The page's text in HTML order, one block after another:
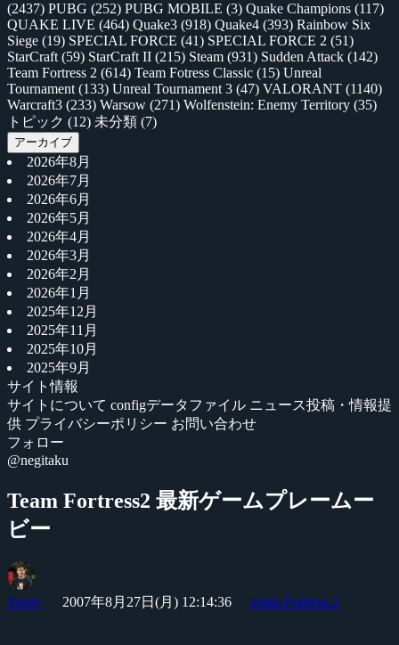
(2437) PUBG (252) PUBG MOBILE (3) Quake Champions (117)
QUAKE LIVE (464) Quake3 (918) Quake4 (393) Rainbow Six
Siege (19) SPECIAL FORCE (41) SPECIAL FORCE 2 (51)
StarCraft (59) StarCraft II (215) Steam (931) Sudden Attack (142)
Team Fortress 2 (614) Team Fotress Classic (15) Unreal
Tournament (133) Unreal Tournament 3 (47) VALORANT (1140)
Warcraft3 (233) Warsow (271) Wolfenstein: Enemy Territory (35)
トピック (12) 未分類 (7)
アーカイブ
2026年8月
2026年7月
2026年6月
2026年5月
2026年4月
2026年3月
2026年2月
2026年1月
2025年12月
2025年11月
2025年10月
2025年9月
サイト情報
サイトについて configデータファイル ニュース投稿・情報提
供 プライバシーポリシー お問い合わせ
フォロー
@negitaku
Team Fortress2 最新ゲームプレームー
ビー
Yossy 2007年8月27日(月) 12:14:36 Team Fortress 2